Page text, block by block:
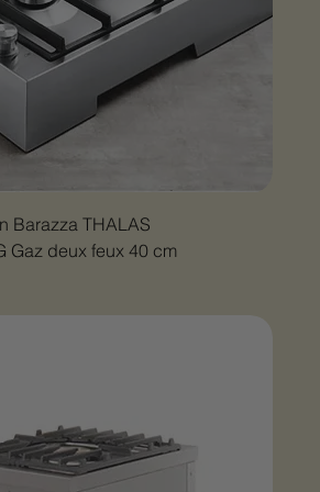
Barazza THALAS
Gaz deux feux 40 cm